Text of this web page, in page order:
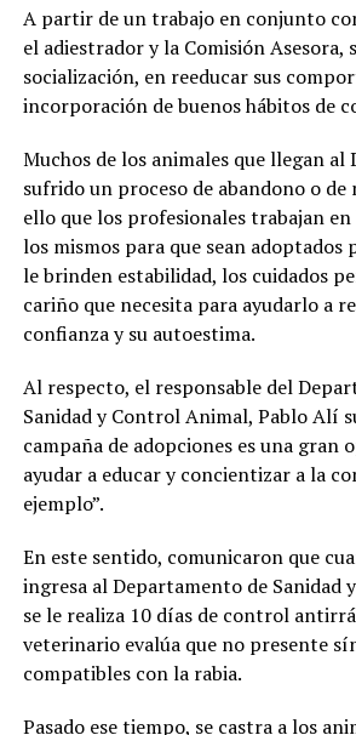
A partir de un trabajo en conjunto
el adiestrador y la Comisión Asesora,
socialización, en reeducar sus
incorporación de buenos hábitos de
Muchos de los animales que llegan
sufrido un proceso de abandono o
ello que los profesionales trabajan
los mismos para que sean adoptados
le brinden estabilidad, los cuidados
cariño que necesita para ayudarlo a
confianza y su autoestima.
Al respecto, el responsable del
Sanidad y Control Animal, Pablo Alí
campaña de adopciones es una gran
ayudar a educar y concientizar a la
ejemplo”.
En este sentido, comunicaron que
ingresa al Departamento de Sanidad
se le realiza 10 días de control
veterinario evalúa que no presente
compatibles con la rabia.
Pasado ese tiempo, se castra a los